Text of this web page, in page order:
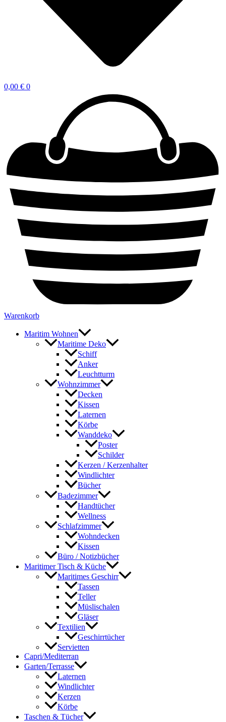
0,00 € 0
Warenkorb
Maritim Wohnen
Maritime Deko
Schiff
Anker
Leuchtturm
Wohnzimmer
Decken
Kissen
Laternen
Körbe
Wanddeko
Poster
Schilder
Kerzen / Kerzenhalter
Windlichter
Bücher
Badezimmer
Handtücher
Wellness
Schlafzimmer
Wohndecken
Kissen
Büro / Notizbücher
Maritimer Tisch & Küche
Maritimes Geschirr
Tassen
Teller
Müslischalen
Gläser
Textilien
Geschirrtücher
Servietten
Capri/Mediterran
Garten/Terrasse
Laternen
Windlichter
Kerzen
Körbe
Taschen & Tücher